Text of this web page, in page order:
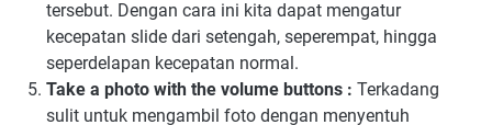
tersebut. Dengan cara ini kita dapat mengatur
kecepatan slide dari setengah, seperempat, hingga
seperdelapan kecepatan normal.
Take a photo with the volume buttons : Terkadang
sulit untuk mengambil foto dengan menyentuh